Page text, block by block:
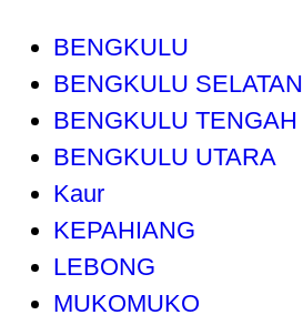
BENGKULU
BENGKULU SELATAN
BENGKULU TENGAH
BENGKULU UTARA
Kaur
KEPAHIANG
LEBONG
MUKOMUKO